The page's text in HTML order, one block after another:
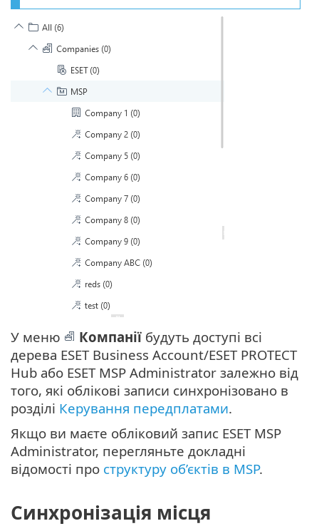
У меню Компанії будуть доступі всі
дерева ESET Business Account/ESET PROTECT
Hub або ESET MSP Administrator залежно від
того, які облікові записи синхронізовано в
розділі Керування передплатами‎.
Якщо ви маєте обліковий запис ESET MSP
Administrator, перегляньте докладні
відомості про структуру об’єктів в MSP.
Синхронізація місця